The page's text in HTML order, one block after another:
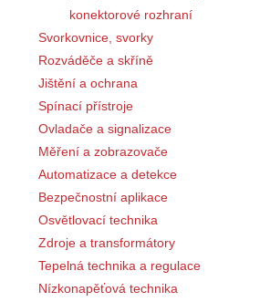
konektorové rozhraní
Svorkovnice, svorky
Rozváděče a skříně
Jištění a ochrana
Spínací přístroje
Ovladače a signalizace
Měření a zobrazovače
Automatizace a detekce
Bezpečnostní aplikace
Osvětlovací technika
Zdroje a transformátory
Tepelná technika a regulace
Nízkonapěťová technika